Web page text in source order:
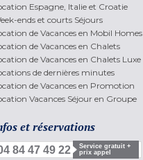
Espagne, Italie et Croatie
ends et courts Séjours
de Vacances en Mobil Homes
de Vacances en Chalets
de Vacances en Chalets Luxe
de dernières minutes
de Vacances en Promotion
Vacances Séjour en Groupe
et réservations
84 47 49 22
Service gratuit +
prix appel